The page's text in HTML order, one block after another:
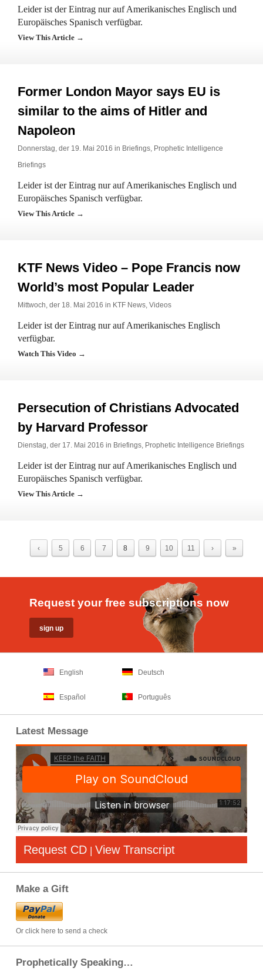
Leider ist der Eintrag nur auf Amerikanisches Englisch und
Europäisches Spanisch verfügbar.
View This Article →
Former London Mayor says EU is
similar to the aims of Hitler and
Napoleon
Donnerstag, der 19. Mai 2016 in Briefings, Prophetic Intelligence
Briefings
Leider ist der Eintrag nur auf Amerikanisches Englisch und
Europäisches Spanisch verfügbar.
View This Article →
KTF News Video – Pope Francis now
World’s most Popular Leader
Mittwoch, der 18. Mai 2016 in KTF News, Videos
Leider ist der Eintrag nur auf Amerikanisches Englisch
verfügbar.
Watch This Video →
Persecution of Christians Advocated
by Harvard Professor
Dienstag, der 17. Mai 2016 in Briefings, Prophetic Intelligence Briefings
Leider ist der Eintrag nur auf Amerikanisches Englisch und
Europäisches Spanisch verfügbar.
View This Article →
‹ 5 6 7 8 9 10 11 › »
Request your free subscriptions now
English Deutsch
Español Português
Latest Message
Request CD | View Transcript
Make a Gift
Or click here to send a check
Prophetically Speaking…